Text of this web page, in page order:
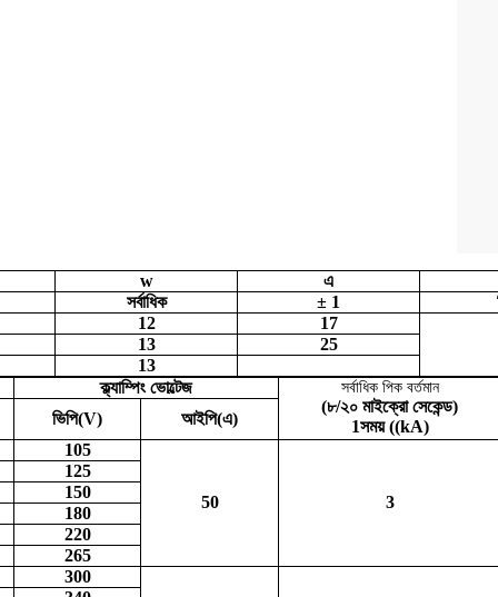
w
এ
সর্বাধিক ± 1
12
17
13
25
13
ক্ল্যাম্পিং ভোল্টেজ সর্বাধিক পিক বর্তমান
(৮/২০ মাইক্রো সেকেন্ড)
1সময় ((kA)
ভিপি(V) আইপি(এ)
105
50 3
125
150
180
220
265
300